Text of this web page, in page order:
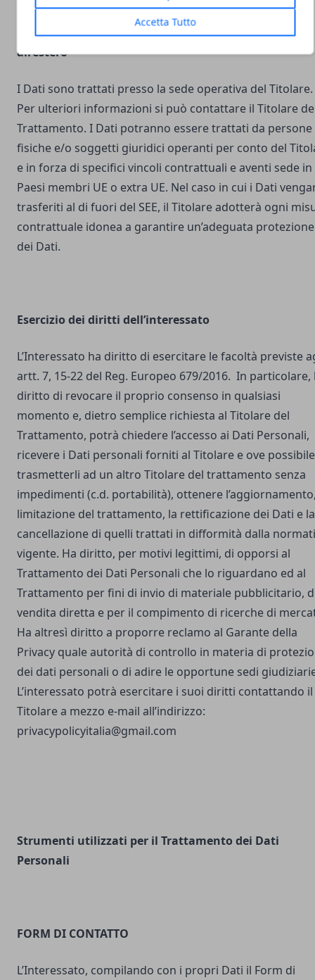
Accetta Tutto
Luogo del Trattamento e trasferimento dei Dati
all’estero
I Dati sono trattati presso la sede operativa del Titolare.
Per ulteriori informazioni si può contattare il Titolare
Trattamento. I Dati potranno essere trattati da persone
fisiche e/o soggetti giuridici operanti per conto del
e in forza di specifici vincoli contrattuali e aventi sede in
Paesi membri UE o extra UE. Nel caso in cui i Dati
trasferiti al di fuori del SEE, il Titolare adotterà ogni
contrattuale idonea a garantire un’adeguata protezione
dei Dati.
Esercizio dei diritti dell’interessato
L’Interessato ha diritto di esercitare le facoltà previste
artt. 7, 15-22 del Reg. Europeo 679/2016. In particolare,
diritto di revocare il proprio consenso in qualsiasi
momento e, dietro semplice richiesta al Titolare del
Trattamento, potrà chiedere l’accesso ai Dati Personali,
ricevere i Dati personali forniti al Titolare e ove possibile
trasmetterli ad un altro Titolare del trattamento senza
impedimenti (c.d. portabilità), ottenere
limitazione del trattamento, la rettificazione dei Dati e la
cancellazione di quelli trattati in difformità dalla
vigente. Ha diritto, per motivi legittimi, di opporsi al
Trattamento dei Dati Personali che lo riguardano ed al
Trattamento per fini di invio di materiale pubblicitario,
vendita diretta e per il compimento di ricerche di
Ha altresì diritto a proporre reclamo al Garante della
Privacy quale autorità di controllo in materia di
dei dati personali o di adire le opportune sedi
L’interessato potrà esercitare i suoi diritti contattando il
Titolare a mezzo e-mail all’indirizzo:
privacypolicyitalia@gmail.com
Strumenti utilizzati per il Trattamento dei Dati
Personali
FORM DI CONTATTO
L’Interessato, compilando con i propri Dati il Form di